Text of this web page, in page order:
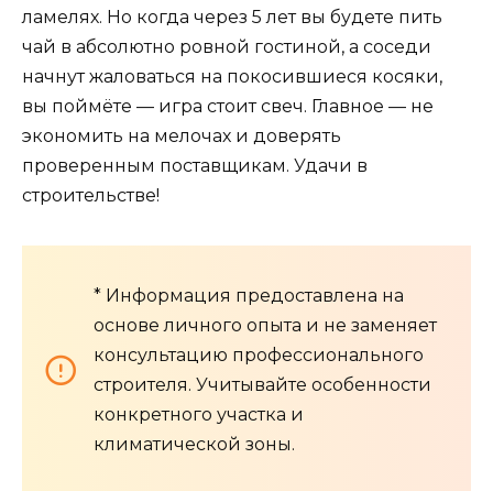
ламелях. Но когда через 5 лет вы будете пить
чай в абсолютно ровной гостиной, а соседи
начнут жаловаться на покосившиеся косяки,
вы поймёте — игра стоит свеч. Главное — не
экономить на мелочах и доверять
проверенным поставщикам. Удачи в
строительстве!
* Информация предоставлена на
основе личного опыта и не заменяет
консультацию профессионального
строителя. Учитывайте особенности
конкретного участка и
климатической зоны.